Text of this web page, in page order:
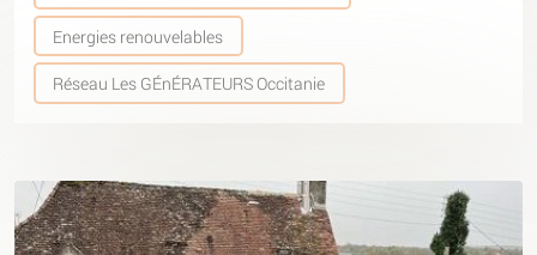
Energies renouvelables
Réseau Les GÉnÉRATEURS Occitanie